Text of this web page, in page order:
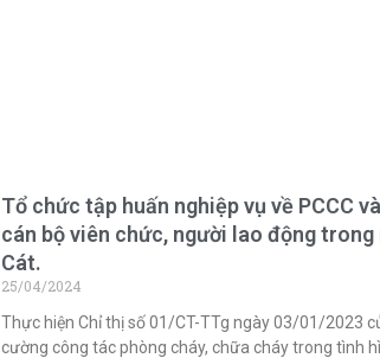
Tổ chức tập huấn nghiệp vụ về PCCC
cán bộ viên chức, người lao động trong
Cát.
25/04/2024
Thực hiện Chỉ thị số 01/CT-TTg ngày 03/01/2023
cường công tác phòng cháy, chữa cháy trong tình